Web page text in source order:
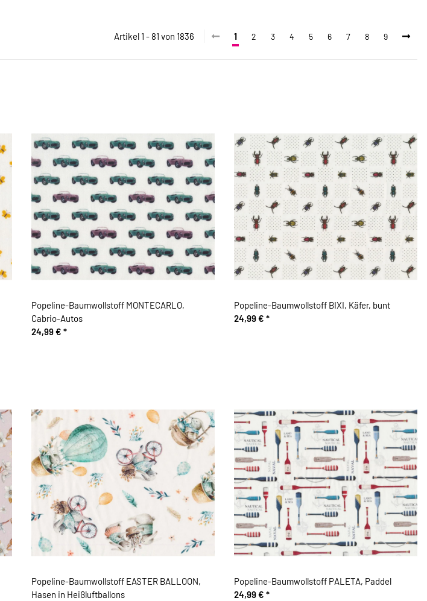
Artikel 1 - 81 von 1836 1 2 3 4 5 6 7 8 9
Popeline-Baumwollstoff MONTECARLO,
Cabrio-Autos
24,99 € *
Popeline-Baumwollstoff BIXI, Käfer, bunt
24,99 € *
Popeline-Baumwollstoff EASTER BALLOON,
Hasen in Heißluftballons
Popeline-Baumwollstoff PALETA, Paddel
24,99 € *